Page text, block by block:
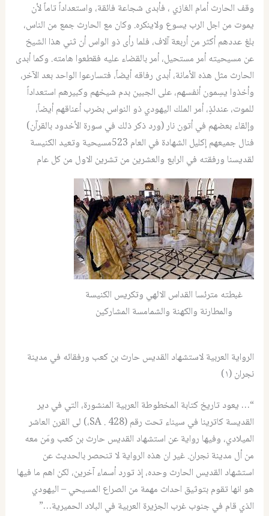
وقف الحارث أمام الغازي ، فأبدى شجاعة فائقة، واستعداداً تاماً لأن
يموت من اجل الرب يسوع ولاينكره. وكان مع الحارث جمع من الناس،
بلغ عددهم أكثر من أربعة آلاف، فلما رأى ذو الواس أن ثني هذا الشيخ
عن مسيحيته أمر مستحيل، أمر بالقضاء عليه فقطعوا هامته. وكما أبدى
الحارث مثل هذه الأمانة، أبدى رفاقه أيضاً، فتسارعوا الواحد بعد الآخر،
وأخذوا يسِمون أنفسهم، على الجبين بدم شيخهم وكبيرهم استعداداً
للموت، عندئذٍ، أمر الملك اليهودي ذو النواس بضرب أعناقهم أيضاً،
وإلقاء بعضهم في أتون نار (ورد ذكر ذلك في سورة الأخدود بالقرآن)
فنال جميعهم إكليل الشهادة في العام 523مسيحية وتعيد الكنيسة
لقديسنا ورفقته في الرابع والعشرين من تشرين الاول من كل عام
غبطته مترئسا القداس الالهي وتكريس الكنيسة
والمطارنة والكهنة والشمامسة المشاركين
الرواية العربية لاستشهاد القديس حارث بن كعب ورفقائه في مدينة
نجران (١)
“… يعود تاريخ كتابة المخطوطة العربية المنشورة، التي في دير
القديسة كاترينا في سيناء تحت رقم (428 . SA،) لى القرن العاشر
الميلادي، وفيها رواية عن استشهاد القديس حارث بن كعب ومَن معه
من أل مدينة نجران. غير ان هذه الرواية لا تنحصر بالحديث عن
استشهاد القديس الحارث وحده، إذ تورد أسماء آخرين، لكن اهم ما فيها
هو انها تقوم بتوثيق احداث مهمة من الصراع المسيحي – اليهودي
الذي قام في جنوب غرب الجزيرة العربية في البلاد الحميرية…”